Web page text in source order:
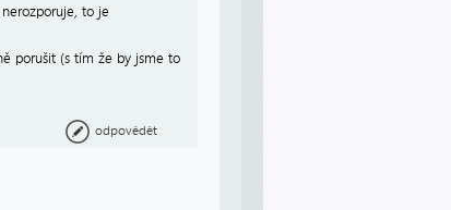
to je
porušit (s tím že by jsme to
odpovědět